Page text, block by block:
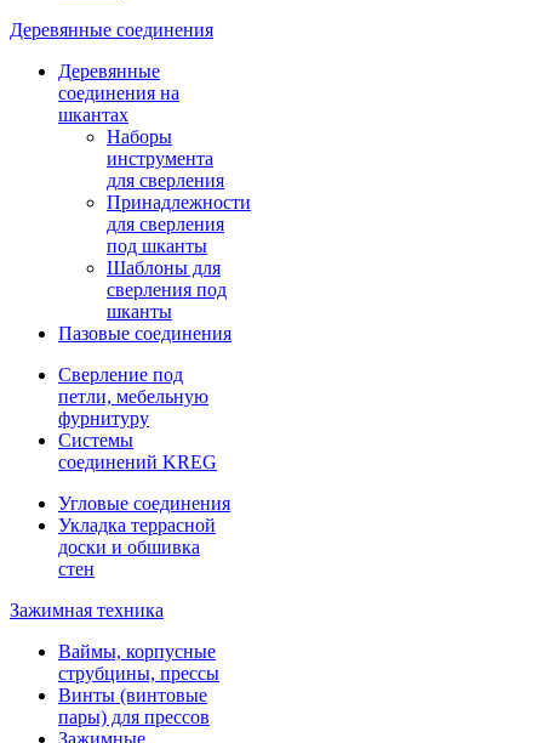
Деревянные соединения
Деревянные
соединения на
шкантах
Наборы
инструмента
для сверления
Принадлежности
для сверления
под шканты
Шаблоны для
сверления под
шканты
Пазовые соединения
Сверление под
петли, мебельную
фурнитуру
Системы
соединений KREG
Угловые соединения
Укладка террасной
доски и обшивка
стен
Зажимная техника
Ваймы, корпусные
струбцины, прессы
Винты (винтовые
пары) для прессов
Зажимные